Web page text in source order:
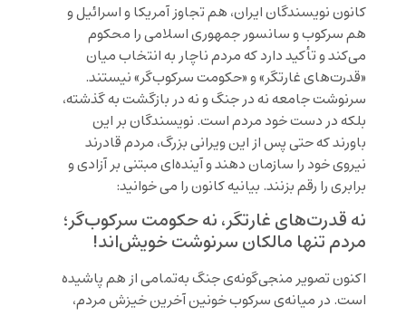
کانون نویسندگان ایران، هم تجاوز آمریکا و اسرائیل و
هم سرکوب و سانسور جمهوری اسلامی را محکوم
می‌کند و تأکید دارد که مردم ناچار به انتخاب میان
«قدرت‌های غارتگر» و «حکومت سرکوب‌گر» نیستند.
سرنوشت جامعه نه در جنگ و نه در بازگشت به گذشته،
بلکه در دست خود مردم است. نویسندگان بر این
باورند که حتی پس از این ویرانی بزرگ، مردم قادرند
نیروی خود را سازمان دهند و آینده‌ای مبتنی بر آزادی و
برابری را رقم بزنند. بیانیه کانون را می خوانید:
نه قدرت‌های غارتگر، نه حکومت سرکوب‌گر؛
مردم تنها مالکان سرنوشت خویش‌اند!
اکنون تصویر منجی‌گونه‌ی جنگ به‌تمامی از هم پاشیده
است. در میانه‌ی سرکوب خونین آخرین خیزش مردم،